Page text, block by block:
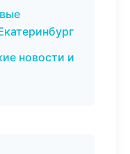
новости и